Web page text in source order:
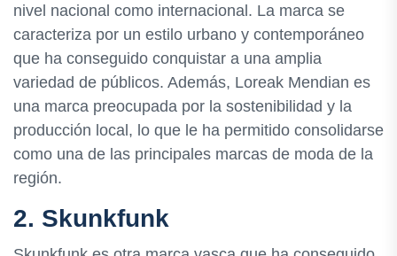
nivel nacional como internacional. La marca se
caracteriza por un estilo urbano y contemporáneo
que ha conseguido conquistar a una amplia
variedad de públicos. Además, Loreak Mendian es
una marca preocupada por la sostenibilidad y la
producción local, lo que le ha permitido consolidarse
como una de las principales marcas de moda de la
región.
2. Skunkfunk